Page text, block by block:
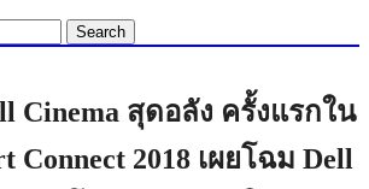
Search
Cinema สุดอลัง ครั้งแรกใน
Connect 2018 เผยโฉม Dell